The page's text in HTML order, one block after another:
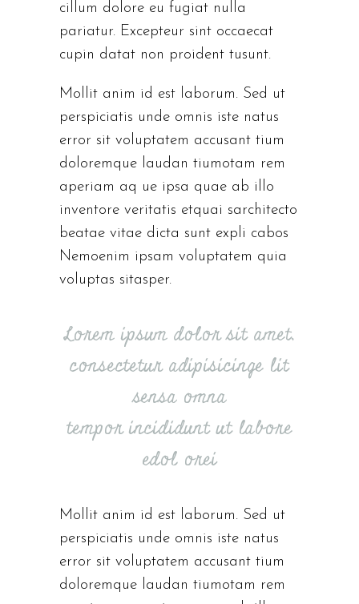
cillum dolore eu fugiat nulla
pariatur. Excepteur sint occaecat
cupin datat non proident tusunt.
Mollit anim id est laborum. Sed ut
perspiciatis unde omnis iste natus
error sit voluptatem accusant tium
doloremque laudan tiumotam rem
aperiam aq ue ipsa quae ab illo
inventore veritatis etquai sarchitecto
beatae vitae dicta sunt expli cabos
Nemoenim ipsam voluptatem quia
voluptas sitasper.
Lorem ipsum dolor sit amet,
consectetur adipisicinge lit
sensa omna
tempor incididunt ut labore
edol orei
Mollit anim id est laborum. Sed ut
perspiciatis unde omnis iste natus
error sit voluptatem accusant tium
doloremque laudan tiumotam rem